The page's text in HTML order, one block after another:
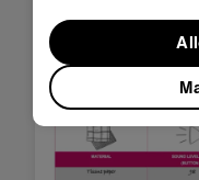
utilitzar-lo com a